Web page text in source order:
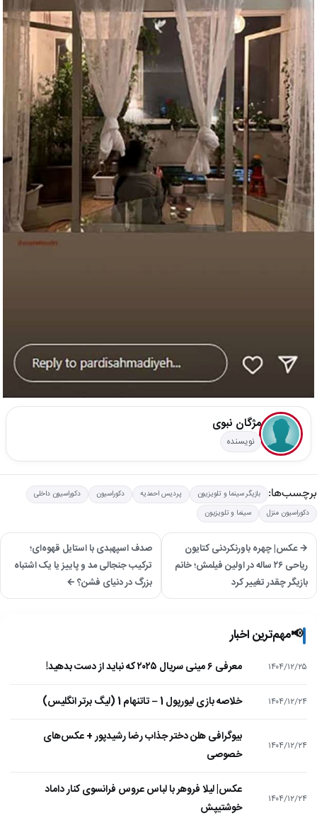
مژگان نبوی
نویسنده
برچسب‌ها: بازیگر سینما و تلویزیون پردیس احمدیه دکوراسیون
دکوراسیون داخلی
دکوراسیون منزل
سینما و تلویزیون
→ عکس| چهره باورنکردنی کتایون
ریاحی ۲۶ ساله در اولین فیلمش؛ خانم
بازیگر چقدر تغییر کرد
صدف اسپهبدی با استایل قهوه‌ای؛
ترکیب جنجالی مد و پاییز یا یک اشتباه
بزرگ در دنیای فشن؟ ←
📢مهم‌ترین اخبار
۱۴۰۴/۱۲/۲۵ معرفی ۶ مینی سریال ۲۰۲۵ که نباید از دست بدهید!
۱۴۰۴/۱۲/۲۴ خلاصه بازی لیورپول 1 – تاتنهام 1 (لیگ برتر انگلیس)
۱۴۰۴/۱۲/۲۴
بیوگرافی هلن دختر جذاب رضا رشیدپور + عکس‌های
خصوصی
۱۴۰۴/۱۲/۲۴
عکس| لیلا فروهر با لباس عروس فرانسوی کنار داماد
خوشتیپش